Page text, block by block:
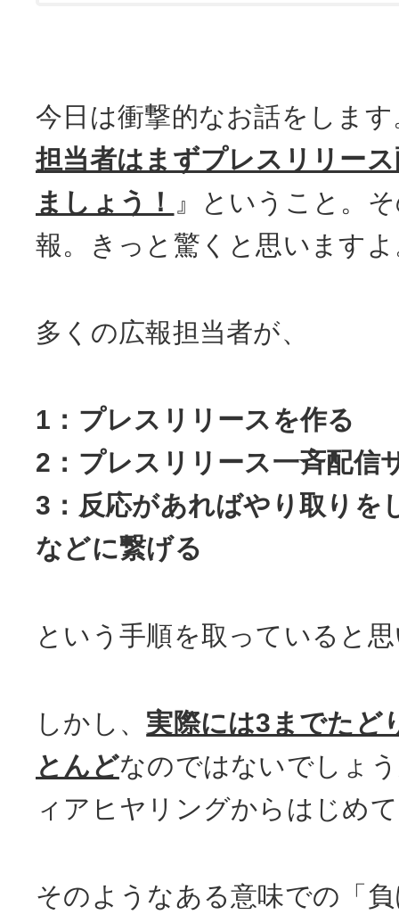
今日は衝撃的なお話をしま
担当者はまずプレスリリー
ましょう！
』ということ。
報。きっと驚くと思います
多くの広報担当者が、
1：プレスリリースを作る
2：プレスリリース一斉配信
3：反応があればやり取りを
などに繋げる
という手順を取っていると
しかし、 実際には3までたど
とんどなのではないでしょ
ィアヒヤリングからはじめ
そのようなある意味での「